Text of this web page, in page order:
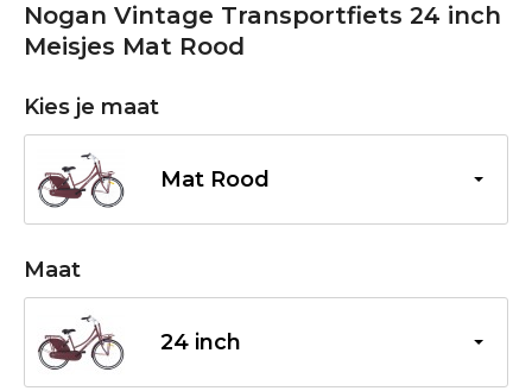
Nogan Vintage Transportfiets 24 inch
Meisjes Mat Rood
Kies je maat
Mat Rood
Maat
24 inch